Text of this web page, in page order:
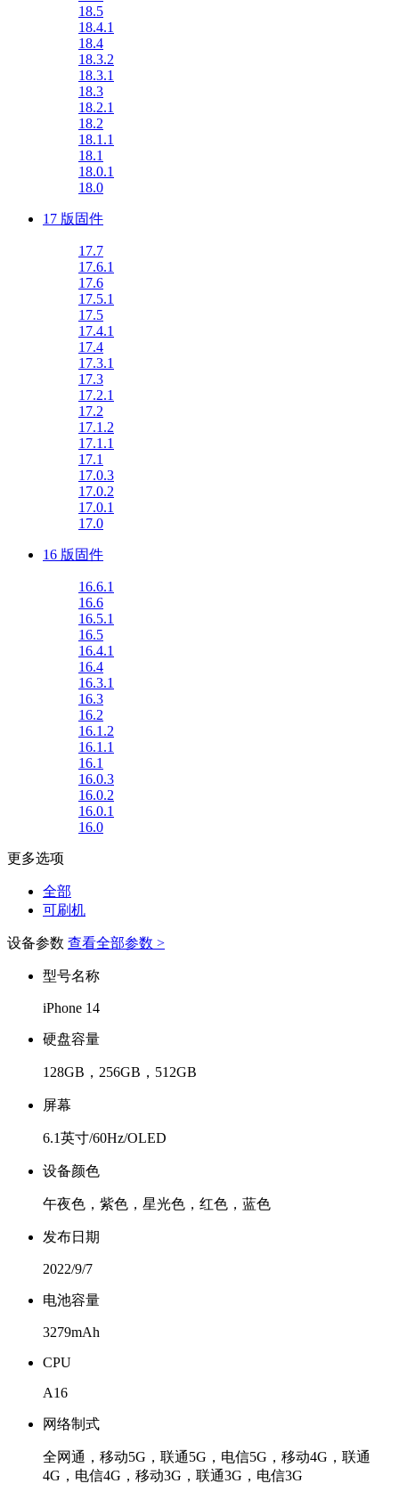
18.5
18.4.1
18.4
18.3.2
18.3.1
18.3
18.2.1
18.2
18.1.1
18.1
18.0.1
18.0
17 版固件
17.7
17.6.1
17.6
17.5.1
17.5
17.4.1
17.4
17.3.1
17.3
17.2.1
17.2
17.1.2
17.1.1
17.1
17.0.3
17.0.2
17.0.1
17.0
16 版固件
16.6.1
16.6
16.5.1
16.5
16.4.1
16.4
16.3.1
16.3
16.2
16.1.2
16.1.1
16.1
16.0.3
16.0.2
16.0.1
16.0
更多选项
全部
可刷机
设备参数 查看全部参数 >
型号名称
iPhone 14
硬盘容量
128GB，256GB，512GB
屏幕
6.1英寸/60Hz/OLED
设备颜色
午夜色，紫色，星光色，红色，蓝色
发布日期
2022/9/7
电池容量
3279mAh
CPU
A16
网络制式
全网通，移动5G，联通5G，电信5G，移动4G，联通
4G，电信4G，移动3G，联通3G，电信3G